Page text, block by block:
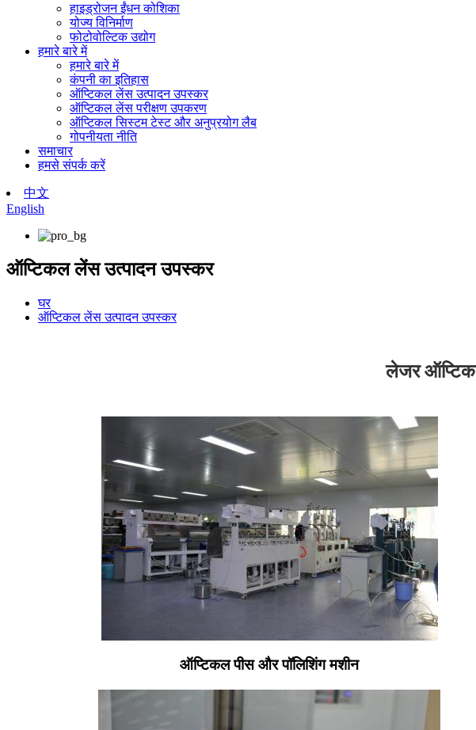
हाइड्रोजन ईंधन कोशिका
योज्य विनिर्माण
फोटोवोल्टिक उद्योग
हमारे बारे में
हमारे बारे में
कंपनी का इतिहास
ऑप्टिकल लेंस उत्पादन उपस्कर
ऑप्टिकल लेंस परीक्षण उपकरण
ऑप्टिकल सिस्टम टेस्ट और अनुप्रयोग लैब
गोपनीयता नीति
समाचार
हमसे संपर्क करें
中文
English
ऑप्टिकल लेंस उत्पादन उपस्कर
घर
ऑप्टिकल लेंस उत्पादन उपस्कर
लेजर
ऑप्टिकल पीस और पॉलिशिंग मशीन